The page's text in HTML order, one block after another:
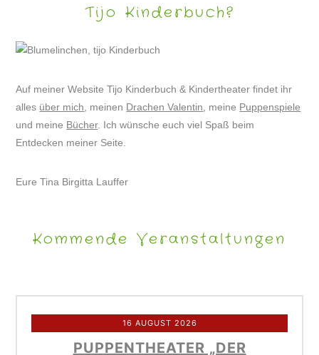
Tijo Kinderbuch?
Auf meiner Website Tijo Kinderbuch & Kindertheater findet ihr
alles über mich , meinen Drachen Valentin , meine Puppenspiele
und meine Bücher. Ich wünsche euch viel Spaß beim
Entdecken meiner Seite.
Eure Tina Birgitta Lauffer
Kommende Veranstaltungen
16 AUGUST 2026
PUPPENTHEATER „DER